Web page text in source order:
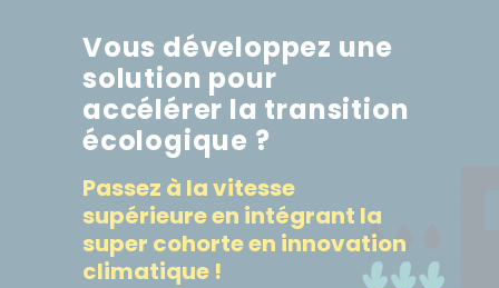
Vous développez une
solution pour
accélérer la transition
écologique ?
Passez à la vitesse
supérieure en intégrant la
super cohorte en innovation
climatique !